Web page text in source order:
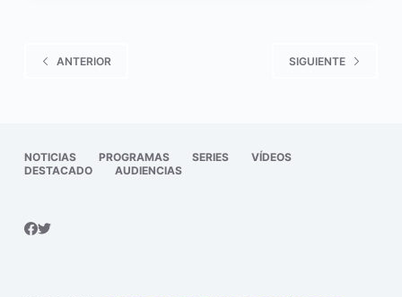
ANTERIOR SIGUIENTE
NOTICIAS PROGRAMAS SERIES
VÍDEOS
DESTACADO
AUDIENCIAS